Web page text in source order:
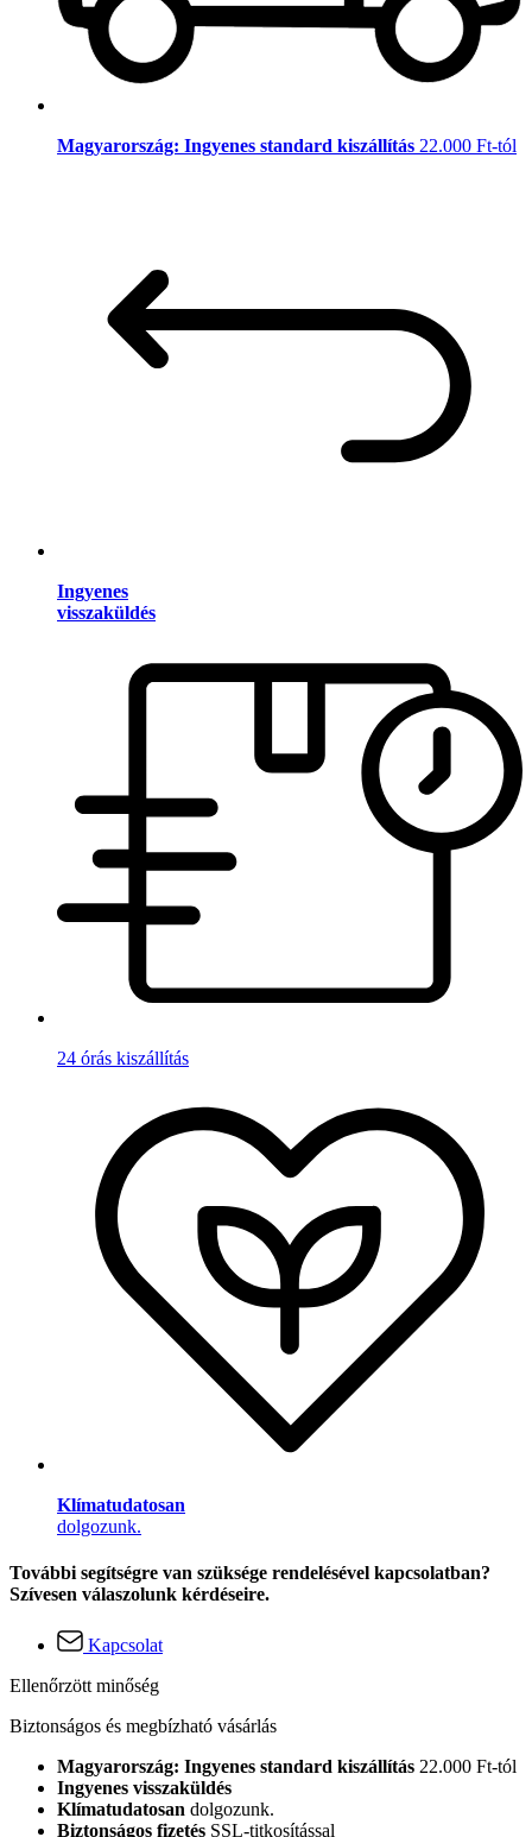
Magyarország: Ingyenes standard kiszállítás 22.000 Ft-tól
Ingyenes
visszaküldés
24 órás kiszállítás
Klímatudatosan
dolgozunk.
További segítségre van szüksége rendelésével kapcsolatban?
Szívesen válaszolunk kérdéseire.
Kapcsolat
Ellenőrzött minőség
Biztonságos és megbízható vásárlás
Magyarország: Ingyenes standard kiszállítás 22.000 Ft-tól
Ingyenes visszaküldés
Klímatudatosan dolgozunk.
Biztonságos fizetés SSL-titkosítással